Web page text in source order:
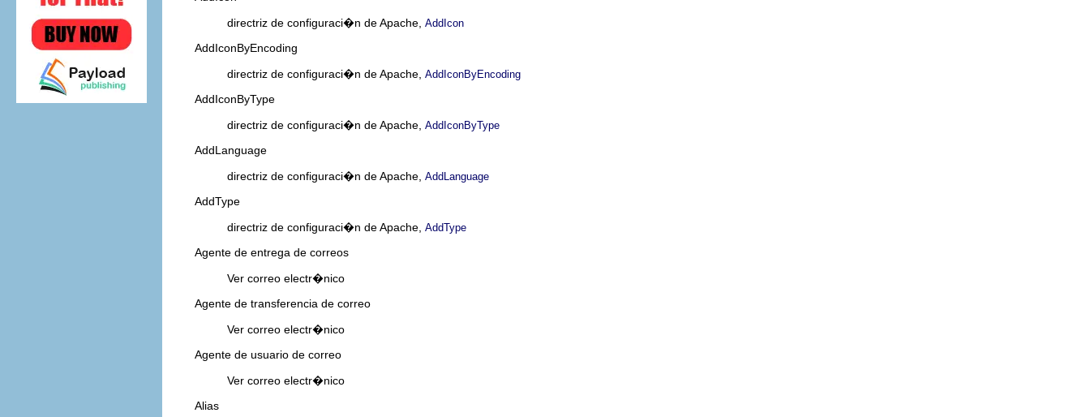
directriz de configuraci�n de Apache, AddIcon
AddIconByEncoding
directriz de configuraci�n de Apache, AddIconByEncoding
AddIconByType
directriz de configuraci�n de Apache, AddIconByType
AddLanguage
directriz de configuraci�n de Apache, AddLanguage
AddType
directriz de configuraci�n de Apache, AddType
Agente de entrega de correos
Ver correo electr�nico
Agente de transferencia de correo
Ver correo electr�nico
Agente de usuario de correo
Ver correo electr�nico
Alias